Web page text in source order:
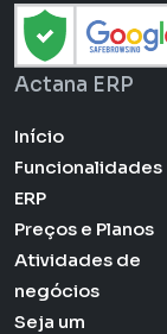
Actana ERP
Início
Funcionalidades
ERP
Preços e Planos
Atividades de
negócios
Seja um